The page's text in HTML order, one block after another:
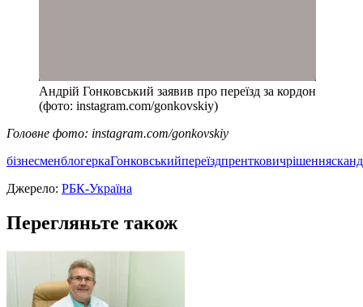
Андрій Гонковський заявив про переїзд за кордон
(фото: instagram.com/gonkovskiy)
Головне фото: instagram.com/gonkovskiy
бізнесменблогеркаГонковськийпереїздпрентковичрішення
Джерело: РБК-Україна
Перегляньте також